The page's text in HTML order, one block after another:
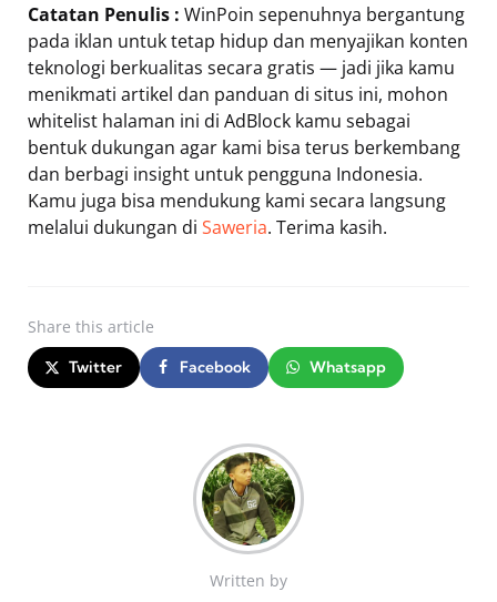
Catatan Penulis : WinPoin sepenuhnya bergantung
pada iklan untuk tetap hidup dan menyajikan konten
teknologi berkualitas secara gratis — jadi jika kamu
menikmati artikel dan panduan di situs ini, mohon
whitelist halaman ini di AdBlock kamu sebagai
bentuk dukungan agar kami bisa terus berkembang
dan berbagi insight untuk pengguna Indonesia.
Kamu juga bisa mendukung kami secara langsung
melalui dukungan di Saweria. Terima kasih.
Share this article
Twitter Facebook Whatsapp
Written by